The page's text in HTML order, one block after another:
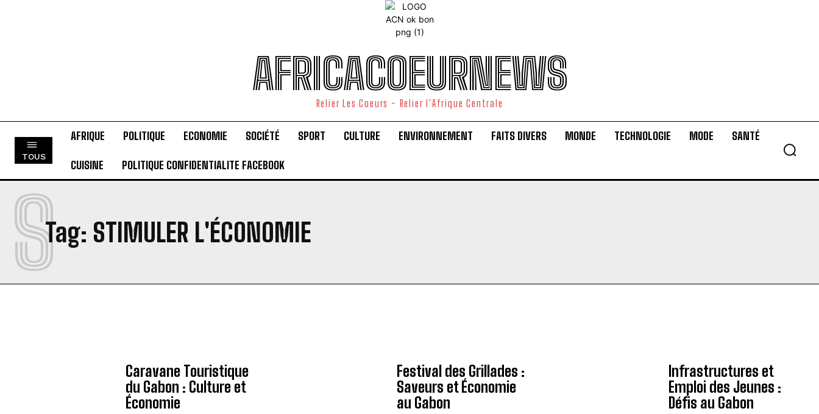
AFRICACOEURNEWS
Relier Les Coeurs - Relier l'Afrique Centrale
TOUS
AFRIQUE POLITIQUE ECONOMIE SOCIÉTÉ SPORT CULTURE ENVIRONNEMENT FAITS DIVERS MONDE TECHNOLOGIE MODE SANTÉ
CUISINE POLITIQUE CONFIDENTIALITE FACEBOOK
Tag: STIMULER L'ÉCONOMIE
S
Caravane Touristique
du Gabon : Culture et
Économie
Festival des Grillades :
Saveurs et Économie
au Gabon
Infrastructures et
Emploi des Jeunes :
Défis au Gabon